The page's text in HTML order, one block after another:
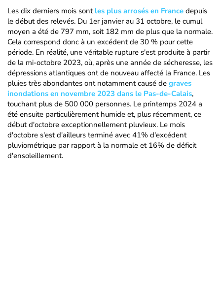
Les dix derniers mois sont les plus arrosés en France depuis
le début des relevés. Du 1er janvier au 31 octobre, le cumul
moyen a été de 797 mm, soit 182 mm de plus que la normale.
Cela correspond donc à un excédent de 30 % pour cette
période. En réalité, une véritable rupture s'est produite à partir
de la mi-octobre 2023, où, après une année de sécheresse, les
dépressions atlantiques ont de nouveau affecté la France. Les
pluies très abondantes ont notamment causé de graves
inondations en novembre 2023 dans le Pas-de-Calais,
touchant plus de 500 000 personnes. Le printemps 2024 a
été ensuite particulièrement humide et, plus récemment, ce
début d'octobre exceptionnellement pluvieux. Le mois
d'octobre s'est d'ailleurs terminé avec 41% d'excédent
pluviométrique par rapport à la normale et 16% de déficit
d'ensoleillement.